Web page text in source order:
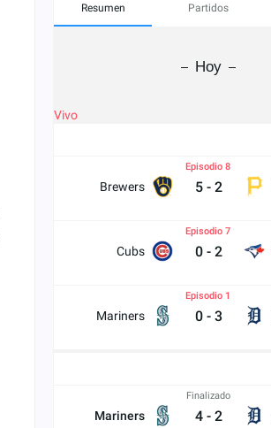
Resumen Partidos
Hoy
Vivo
Brewers
Episodio 8
5 - 2
Cubs
Episodio 7
0 - 2
Mariners
Episodio 1
0 - 3
Mariners
Finalizado
4 - 2